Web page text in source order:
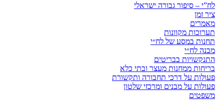
לח”י – סיפור גבורה ישראלי
ציר זמן
מאמרים
תערוכות מקוונות
תחנות במסע של לח״י
מבנה לח״י
התנקשויות בבריטים
בריחות ממחנות מעצר ובתי כלא
פעולות על דרכי תחבורה ותקשורת
פעולות על מבנים ומרכזי שלטון
משפטים